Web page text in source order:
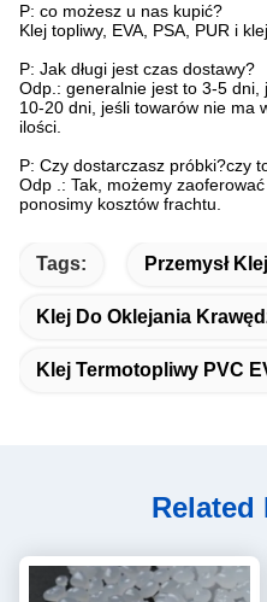
P: co możesz u nas kupić?
Klej topliwy, EVA, PSA, PUR i
P: Jak długi jest czas dostawy?
Odp.: generalnie jest to 3-5
10-20 dni, jeśli towarów nie ma
ilości.
P: Czy dostarczasz próbki?czy
Odp .: Tak, możemy
ponosimy kosztów frachtu.
Tags: Przemysł
Klej Do Oklejania
Klej Termotopliwy PVC
Related